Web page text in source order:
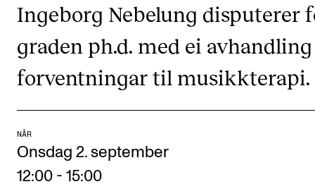
Utveksling
Internasjonal strategi
Samarbeidsprosjekter
AKTUELT
Ingeborg Nebelung disputerer
graden ph.d. med ei
forventningar til musikkterapi.
NÅR
Onsdag 2. september
12:00 - 15:00